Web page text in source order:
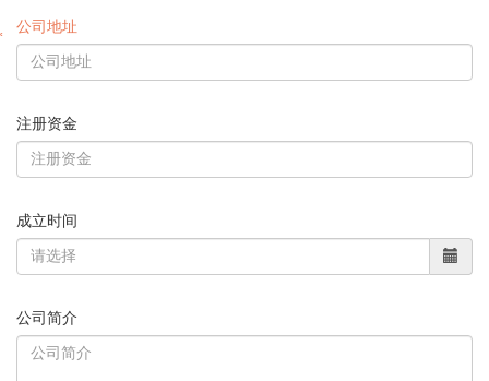
公司地址
注册资金
成立时间
公司简介